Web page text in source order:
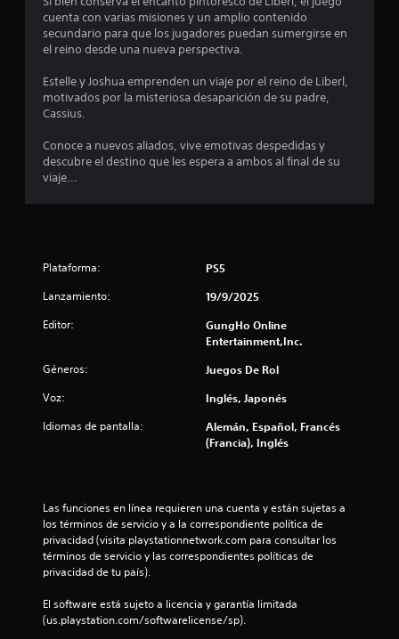
.
8
3
e
s
t
r
e
i
n
cuenta con varias misiones y un amplio contenido
secundario para que los jugadores puedan sumergirse en
el reino desde una nueva perspectiva.
Estelle y Joshua emprenden un viaje por el reino de Liberl,
motivados por la misteriosa desaparición de su padre,
Cassius.
Conoce a nuevos aliados, vive emotivas despedidas y
descubre el destino que les espera a ambos al final de su
viaje...
Plataforma: PS5
Lanzamiento: 19/9/2025
Editor:
GungHo Online
Entertainment,Inc.
Géneros: Juegos De Rol
Voz: Inglés, Japonés
Idiomas de pantalla:
Alemán, Español, Francés
(Francia), Inglés
Las funciones en línea requieren una cuenta y están sujetas a
los términos de servicio y a la correspondiente política de
privacidad (visita playstationnetwork.com para consultar los
términos de servicio y las correspondientes políticas de
privacidad de tu país).
El software está sujeto a licencia y garantía limitada
(us.playstation.com/softwarelicense/sp).